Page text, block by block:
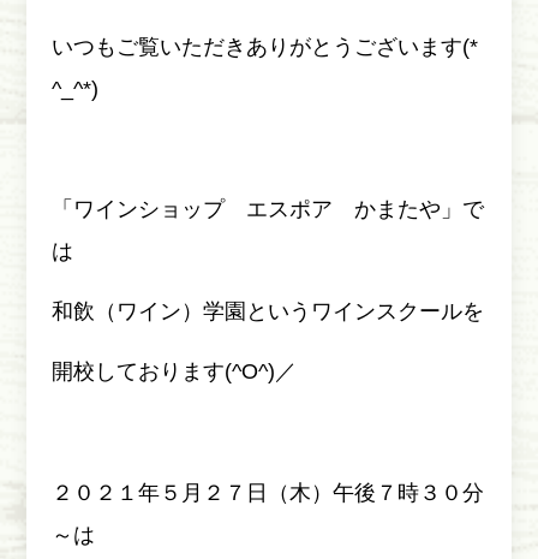
いつもご覧いただきありがとうございます(*
^_^*)
「ワインショップ エスポア かまたや」で
は
和飲（ワイン）学園というワインスクールを
開校しております(^O^)／
２０２１年５月２７日（木）午後７時３０分
～は